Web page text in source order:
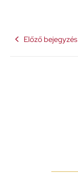
Előző bejegyzés